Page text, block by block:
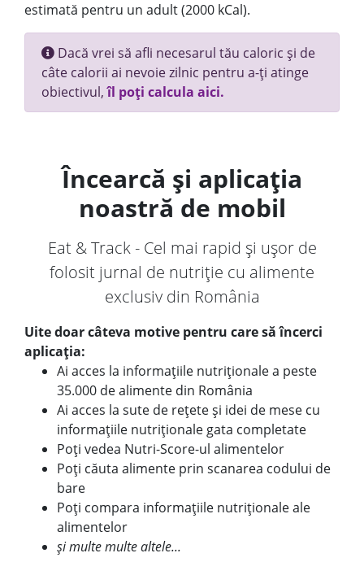
estimată pentru un adult (2000 kCal).
Dacă vrei să afli necesarul tău caloric și de
câte calorii ai nevoie zilnic pentru a-ți atinge
obiectivul,îl poți calcula aici.
Încearcă și aplicația
noastră de mobil
Eat & Track - Cel mai rapid și ușor de
folosit jurnal de nutriție cu alimente
exclusiv din România
Uite doar câteva motive pentru care să încerci
aplicația:
Ai acces la informațiile nutriționale a peste
35.000 de alimente din România
Ai acces la sute de rețete și idei de mese cu
informațiile nutriționale gata completate
Poți vedea Nutri-Score-ul alimentelor
Poți căuta alimente prin scanarea codului de
bare
Poți compara informațiile nutriționale ale
alimentelor
și multe multe altele...